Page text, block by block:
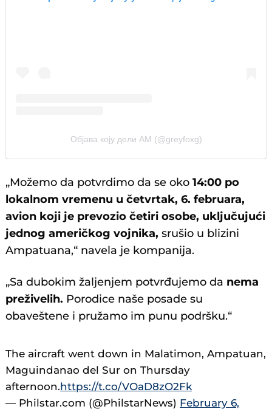
Објава коју дели AM (@greyfoxg)
„Možemo da potvrdimo da se oko 14:00 po
lokalnom vremenu u četvrtak, 6. februara,
avion koji je prevozio četiri osobe, uključujući
jednog američkog vojnika,srušio u blizini
Ampatuana,“ navela je kompanija.
„Sa dubokim žaljenjem potvrđujemo da nema
preživelih. Porodice naše posade su
obaveštene i pružamo im punu podršku.“
The aircraft went down in Malatimon, Ampatuan,
Maguindanao del Sur on Thursday
afternoon.https://t.co/VOaD8zO2Fk
— Philstar.com (@PhilstarNews) February 6,